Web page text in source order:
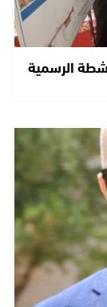
الرسمية